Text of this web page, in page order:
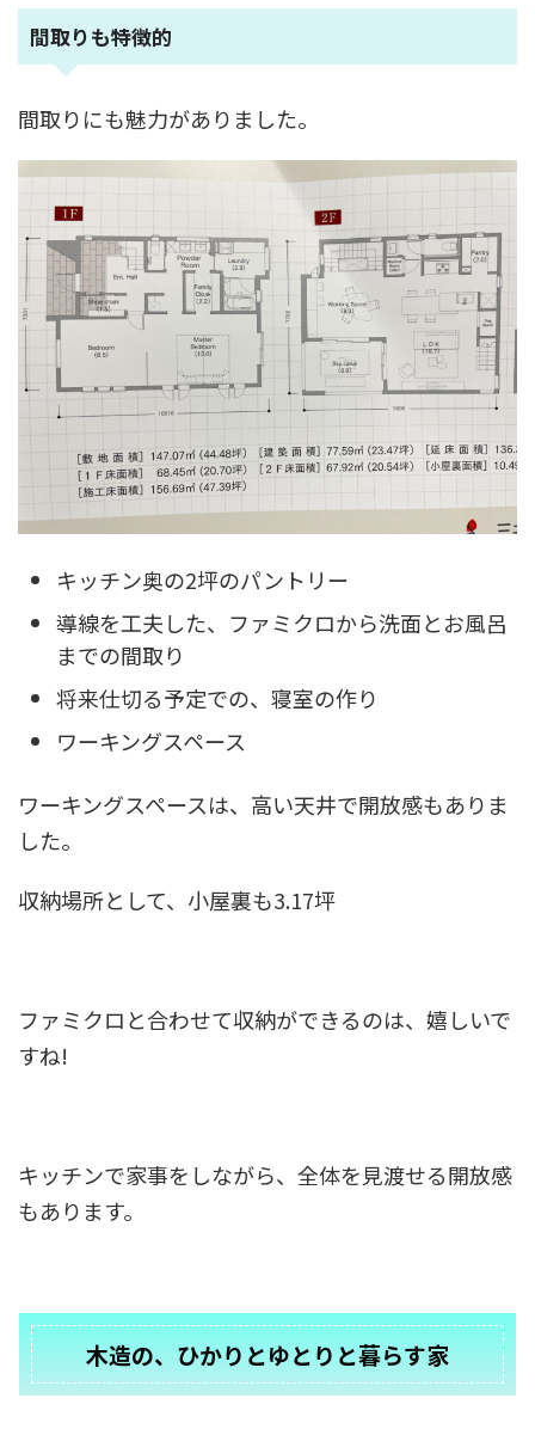
間取りも特徴的
間取りにも魅力がありました。
キッチン奥の2坪のパントリー
導線を工夫した、ファミクロから洗面とお風呂
までの間取り
将来仕切る予定での、寝室の作り
ワーキングスペース
ワーキングスペースは、高い天井で開放感もありま
した。
収納場所として、小屋裏も3.17坪
ファミクロと合わせて収納ができるのは、嬉しいで
すね!
キッチンで家事をしながら、全体を見渡せる開放感
もあります。
木造の、ひかりとゆとりと暮らす家